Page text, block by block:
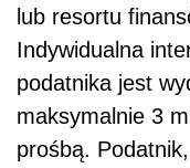
lub resortu
Indywidualna
podatnika jest
maksymalnie 3
prośbą.